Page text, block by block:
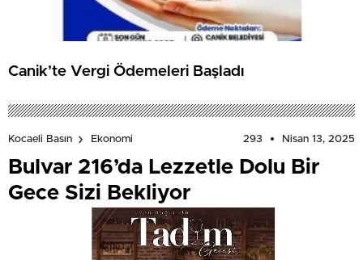
Canik’te Vergi Ödemeleri Başladı
Kocaeli Basın Ekonomi 293 Nisan 13, 2025
Bulvar 216’da Lezzetle Dolu Bir
Gece Sizi Bekliyor